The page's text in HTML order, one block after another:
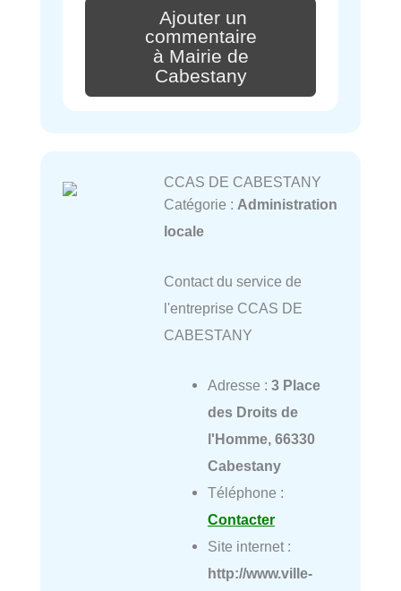
Ajouter un
commentaire
à Mairie de
Cabestany
CCAS DE CABESTANY
Catégorie : Administration
locale
Contact du service de
l'entreprise CCAS DE
CABESTANY
Adresse : 3 Place
des Droits de
l'Homme, 66330
Cabestany
Téléphone :
Contacter
Site internet :
http://www.ville-